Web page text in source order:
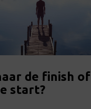
de finish of
start?